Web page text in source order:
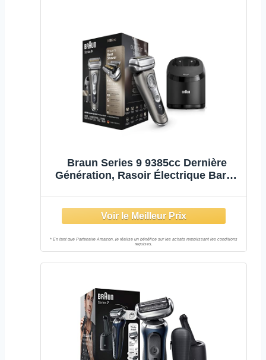
Braun Series 9 9385cc Dernière
Génération, Rasoir Électrique Barbe